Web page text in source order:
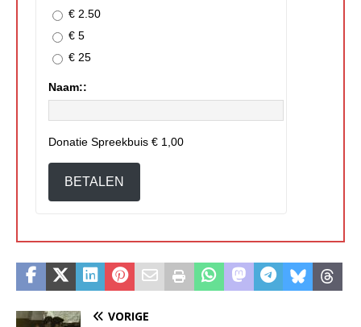
€ 2.50
€ 5
€ 25
Naam::
Donatie Spreekbuis € 1,00
BETALEN
VORIGE